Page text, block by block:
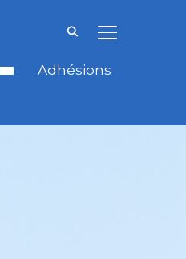
BASCULER
Adhésions